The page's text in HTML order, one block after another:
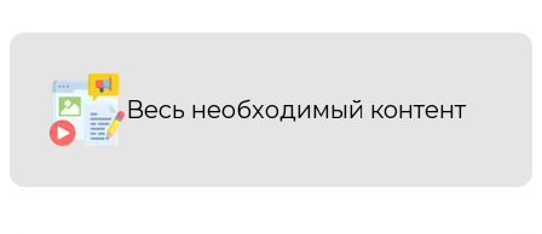
Весь необходимый контент